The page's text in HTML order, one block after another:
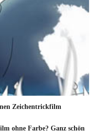
Zeichentrickfilm
ohne Farbe? Ganz schön